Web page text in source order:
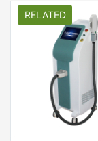
RELATED